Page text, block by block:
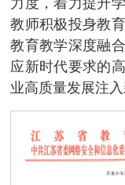
教师积极投身教
教育教学深度融
应新时代要求的
业高质量发展注入